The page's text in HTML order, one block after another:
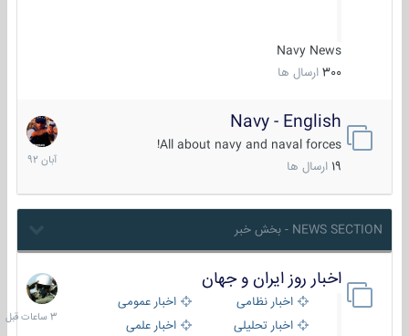
Navy News
300 ارسال ها
Navy - English
All about navy and naval forces!
ارسال ها
22
آبان
1392
NEWS SECTION - بخش خبر
اخبار روز ایران و جهان
اخبار نظامی
اخبار عمومی
اخبار تحلیلی
اخبار علمی
3
ساعات
قبل